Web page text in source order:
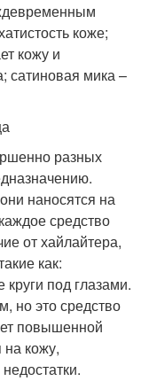
коже;
кожу и
сатиновая мика –
разных
наносятся на
средство
от хайлайтера,
как:
под глазами.
но это средство
повышенной
на кожу,